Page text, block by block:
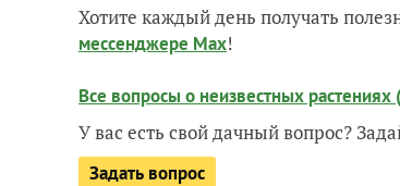
Хотите каждый день получать
мессенджере Max!
Все вопросы о неизвестных
У вас есть свой дачный вопрос?
Задать вопрос